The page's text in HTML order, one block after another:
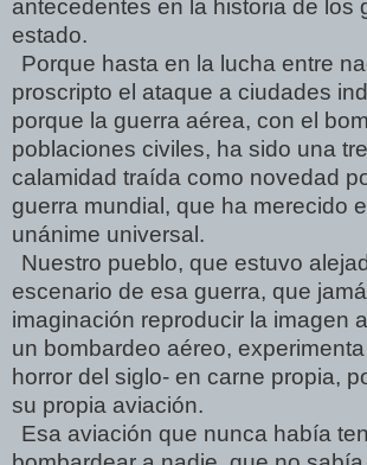
antecedentes en la historia de los
estado.
Porque hasta en la lucha entre
proscripto el ataque a ciudades
porque la guerra aérea, con el
poblaciones civiles, ha sido una
calamidad traída como novedad
guerra mundial, que ha merecido
unánime universal.
Nuestro pueblo, que estuvo
escenario de esa guerra, que
imaginación reproducir la imagen
un bombardeo aéreo,
horror del siglo- en carne propia,
su propia aviación.
Esa aviación que nunca había